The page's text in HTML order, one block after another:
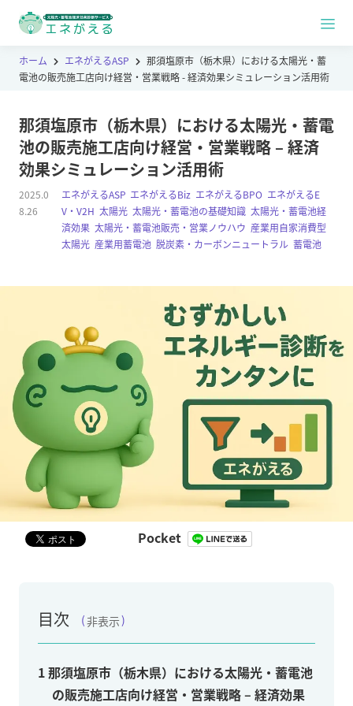
ホーム エネがえるASP
那須塩原市（栃木県）における太陽光・蓄
電池の販売施工店向け経営・営業戦略 - 経済効果シミュレーション活用術
那須塩原市（栃木県）における太陽光・蓄電
池の販売施工店向け経営・営業戦略 – 経済
効果シミュレーション活用術
エネがえるASP エネがえるBiz エネがえるBPO エネがえるE
V・V2H ,太陽光 ,太陽光・蓄電池の基礎知識 ,太陽光・蓄電池経
済効果 ,太陽光・蓄電池販売・営業ノウハウ 産業用自家消費型
太陽光 産業用蓄電池 ,脱炭素・カーボンニュートラル ,蓄電池
2025.0
8.26
Pocket
目次 非表示
1那須塩原市（栃木県）における太陽光・蓄電池
の販売施工店向け経営・営業戦略 – 経済効果